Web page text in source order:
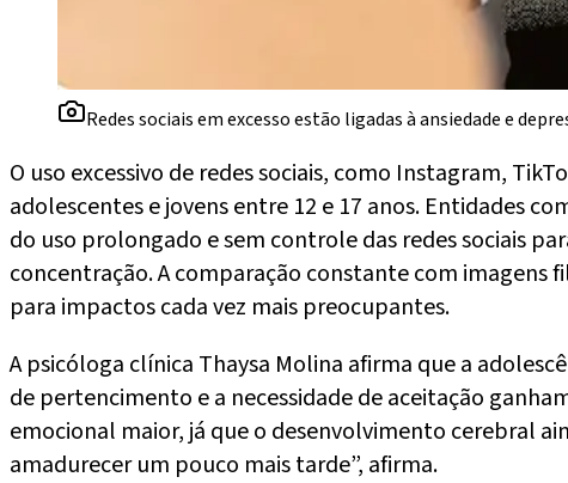
Redes sociais em excesso estão ligadas à ansiedade e
O uso excessivo de redes sociais, como Instagram,
adolescentes e jovens entre 12 e 17 anos. Entidades
do uso prolongado e sem controle das redes sociais
concentração. A comparação constante com imagens
para impactos cada vez mais preocupantes.
A psicóloga clínica Thaysa Molina afirma que a
de pertencimento e a necessidade de aceitação
emocional maior, já que o desenvolvimento cerebral
amadurecer um pouco mais tarde”, afirma.